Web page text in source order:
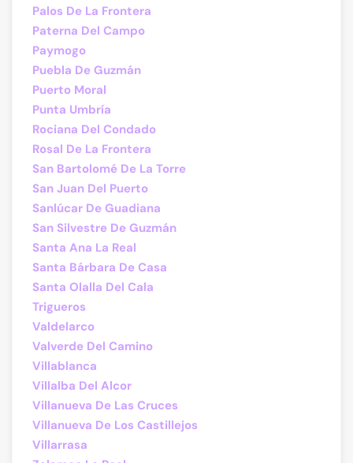
Palos De La Frontera
Paterna Del Campo
Paymogo
Puebla De Guzmán
Puerto Moral
Punta Umbría
Rociana Del Condado
Rosal De La Frontera
San Bartolomé De La Torre
San Juan Del Puerto
Sanlúcar De Guadiana
San Silvestre De Guzmán
Santa Ana La Real
Santa Bárbara De Casa
Santa Olalla Del Cala
Trigueros
Valdelarco
Valverde Del Camino
Villablanca
Villalba Del Alcor
Villanueva De Las Cruces
Villanueva De Los Castillejos
Villarrasa